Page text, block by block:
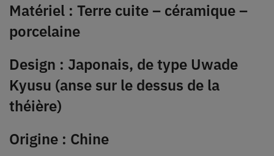
Matériel : Terre cuite – céramique –
porcelaine
Design : Japonais, de type Uwade
Kyusu (anse sur le dessus de la
théière)
Origine : Chine